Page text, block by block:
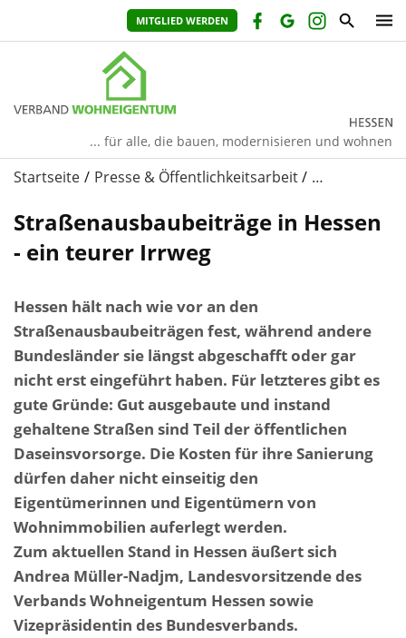
MITGLIED WERDEN
... für alle, die bauen, modernisieren und wohnen
Startseite Presse & Öffentlichkeitsarbeit …
Straßenausbaubeiträge in Hessen
- ein teurer Irrweg
Hessen hält nach wie vor an den
Straßenausbaubeiträgen fest, während andere
Bundesländer sie längst abgeschafft oder gar
nicht erst eingeführt haben. Für letzteres gibt es
gute Gründe: Gut ausgebaute und instand
gehaltene Straßen sind Teil der öffentlichen
Daseinsvorsorge. Die Kosten für ihre Sanierung
dürfen daher nicht einseitig den
Eigentümerinnen und Eigentümern von
Wohnimmobilien auferlegt werden.
Zum aktuellen Stand in Hessen äußert sich
Andrea Müller-Nadjm, Landesvorsitzende des
Verbands Wohneigentum Hessen sowie
Vizepräsidentin des Bundesverbands.